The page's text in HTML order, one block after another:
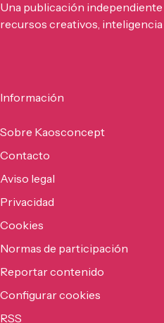
Una publicación
recursos creativos,
Información
Sobre Kaosconcept
Contacto
Aviso legal
Privacidad
Cookies
Normas de participación
Reportar contenido
Configurar cookies
RSS